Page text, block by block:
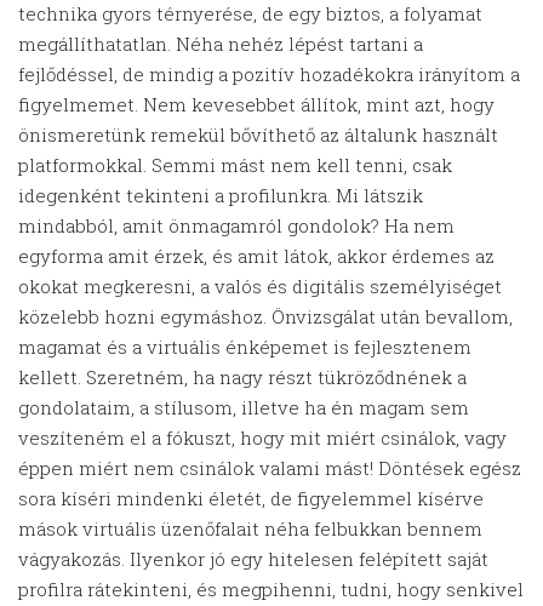
technika gyors térnyerése, de egy biztos, a folyamat
megállíthatatlan. Néha nehéz lépést tartani a
fejlődéssel, de mindig a pozitív hozadékokra irányítom a
figyelmemet. Nem kevesebbet állítok, mint azt, hogy
önismeretünk remekül bővíthető az általunk használt
platformokkal. Semmi mást nem kell tenni, csak
idegenként tekinteni a profilunkra. Mi látszik
mindabból, amit önmagamról gondolok? Ha nem
egyforma amit érzek, és amit látok, akkor érdemes az
okokat megkeresni, a valós és digitális személyiséget
közelebb hozni egymáshoz. Önvizsgálat után bevallom,
magamat és a virtuális énképemet is fejlesztenem
kellett. Szeretném, ha nagy részt tükröződnének a
gondolataim, a stílusom, illetve ha én magam sem
veszíteném el a fókuszt, hogy mit miért csinálok, vagy
éppen miért nem csinálok valami mást! Döntések egész
sora kíséri mindenki életét, de figyelemmel kísérve
mások virtuális üzenőfalait néha felbukkan bennem
vágyakozás. Ilyenkor jó egy hitelesen felépített saját
profilra rátekinteni, és megpihenni, tudni, hogy senkivel